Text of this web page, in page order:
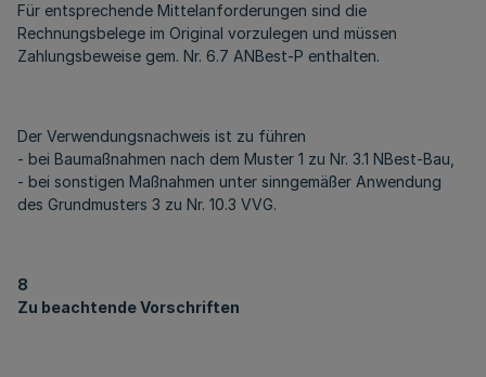
Für entsprechende Mittelanforderungen sind die
Rechnungsbelege im Original vorzulegen und müssen
Zahlungsbeweise gem. Nr. 6.7 ANBest-P enthalten.
Der Verwendungsnachweis ist zu führen
- bei Baumaßnahmen nach dem Muster 1 zu Nr. 3.1 NBest-Bau,
- bei sonstigen Maßnahmen unter sinngemäßer Anwendung
des Grundmusters 3 zu Nr. 10.3 VVG.
8
Zu beachtende Vorschriften